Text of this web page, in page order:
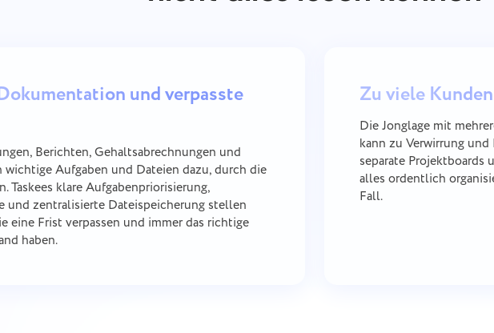
und verpasste
Berichten, Gehaltsabrechnungen und
wichtige Aufgaben und Dateien dazu, durch die
Taskees klare Aufgabenpriorisierung,
und zentralisierte Dateispeicherung stellen
eine Frist verpassen und immer das richtige
haben.
Zu viele
Die Jonglage mit
kann zu Verwirrung und
separate Projektboards
alles ordentlich
Fall.